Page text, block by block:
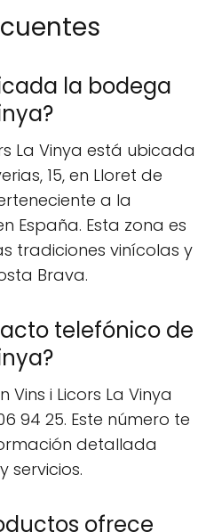
la bodega
La Vinya está ubicada
15, en Lloret de
a la
España. Esta zona es
tradiciones vinícolas y
Brava.
telefónico de
i Licors La Vinya
94 25. Este número te
detallada
servicios.
ofrece